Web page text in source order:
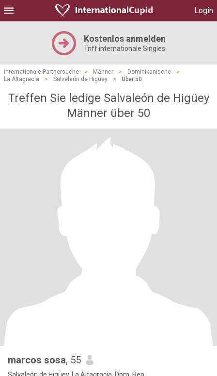
Login
Kostenlos anmelden
Triff internationale Singles
Internationale Partnersuche > Männer > Dominikanische
>
La Altagracia
> Salvaleón de Higüey > Über 50
Treffen Sie ledige Salvaleón de Higüey
Männer über 50
marcos sosa, 55